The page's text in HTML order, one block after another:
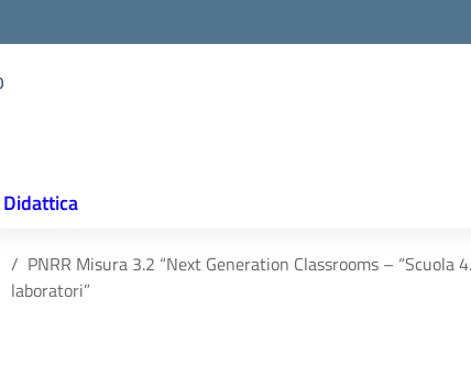
Didattica
PNRR Misura 3.2 “Next Generation Classrooms –
laboratori”